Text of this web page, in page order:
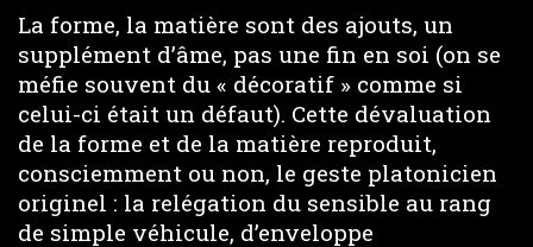
La forme, la matière sont des ajouts, un
supplément d’âme, pas une fin en soi (on se
méfie souvent du « décoratif » comme si
celui-ci était un défaut). Cette dévaluation
de la forme et de la matière reproduit,
consciemment ou non, le geste platonicien
originel : la relégation du sensible au rang
de simple véhicule, d’enveloppe